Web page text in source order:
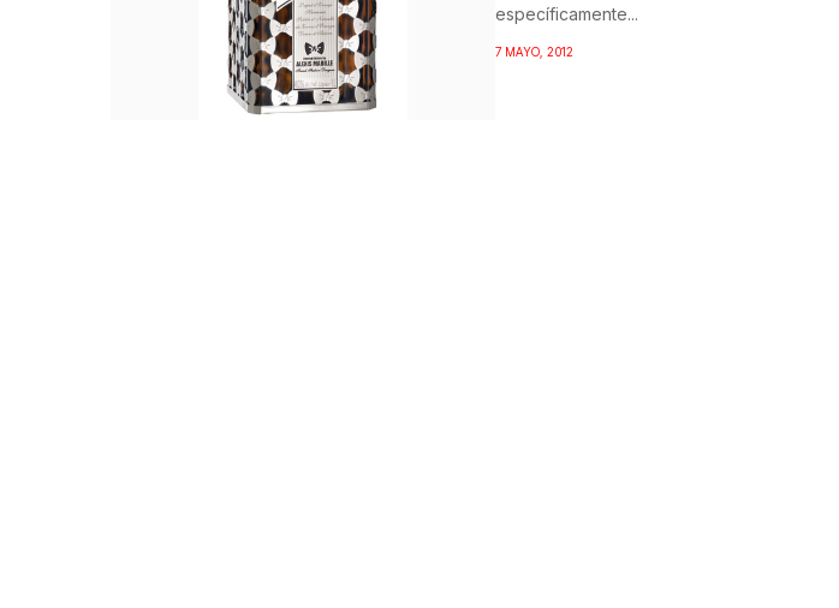
específicamente...
7 MAYO, 2012